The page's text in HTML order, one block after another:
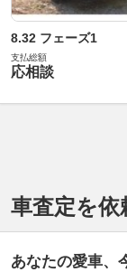
8.32 フェーズ1
支払総額
応相談
車査定を依
あなたの愛車、